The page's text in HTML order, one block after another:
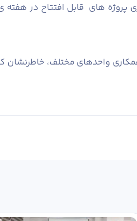
پروژه های قابل افتتاح در
همکاری واحدهای مختلف،